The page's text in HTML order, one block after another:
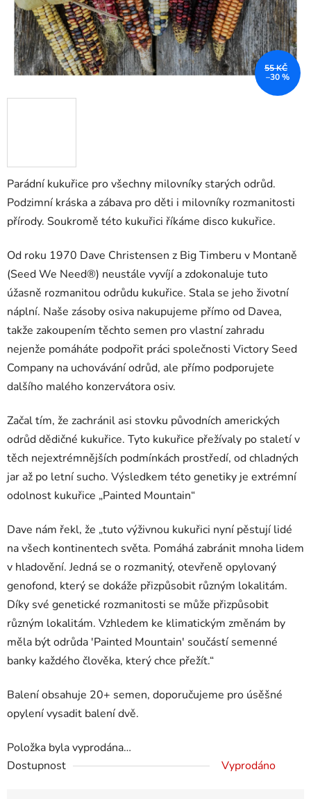
Parádní kukuřice pro všechny milovníky starých odrůd.
Podzimní kráska a zábava pro děti i milovníky rozmanitosti
přírody. Soukromě této kukuřici říkáme disco kukuřice.
Od roku 1970 Dave Christensen z Big Timberu v Montaně
(Seed We Need®) neustále vyvíjí a zdokonaluje tuto
úžasně rozmanitou odrůdu kukuřice. Stala se jeho životní
náplní. Naše zásoby osiva nakupujeme přímo od Davea,
takže zakoupením těchto semen pro vlastní zahradu
nejenže pomáháte podpořit práci společnosti Victory Seed
Company na uchovávání odrůd, ale přímo podporujete
dalšího malého konzervátora osiv.
Začal tím, že zachránil asi stovku původních amerických
odrůd dědičné kukuřice. Tyto kukuřice přežívaly po staletí v
těch nejextrémnějších podmínkách prostředí, od chladných
jar až po letní sucho. Výsledkem této genetiky je extrémní
odolnost kukuřice „Painted Mountain“
Dave nám řekl, že „tuto výživnou kukuřici nyní pěstují lidé
na všech kontinentech světa. Pomáhá zabránit mnoha lidem
v hladovění. Jedná se o rozmanitý, otevřeně opylovaný
genofond, který se dokáže přizpůsobit různým lokalitám.
Díky své genetické rozmanitosti se může přizpůsobit
různým lokalitám. Vzhledem ke klimatickým změnám by
měla být odrůda 'Painted Mountain' součástí semenné
banky každého člověka, který chce přežít.“
Balení obsahuje 20+ semen, doporučujeme pro úsěšné
opylení vysadit balení dvě.
Položka byla vyprodána…
Dostupnost
Vyprodáno
55 KČ
–30 %